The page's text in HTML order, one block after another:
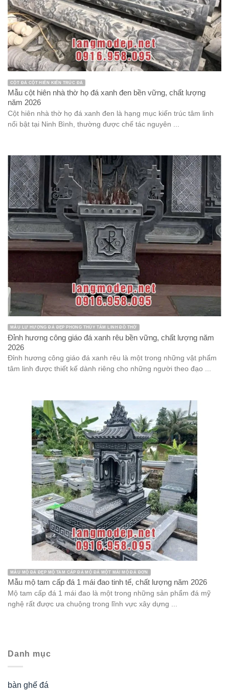
CỘT ĐÁ CỘT HIÊN KIẾN TRÚC ĐÁ
Mẫu cột hiên nhà thờ họ đá xanh đen bền vững, chất lượng
năm 2026
Cột hiên nhà thờ họ đá xanh đen là hạng mục kiến trúc tâm linh
nổi bật tại Ninh Bình, thường được chế tác nguyên ...
MẪU LƯ HƯƠNG ĐÁ ĐẸP PHONG THỦY TÂM LINH ĐỒ THỜ
Đỉnh hương công giáo đá xanh rêu bền vững, chất lượng năm
2026
Đỉnh hương công giáo đá xanh rêu là một trong những vật phẩm
tâm linh được thiết kế dành riêng cho những người theo đạo ...
MẪU MỘ ĐÁ ĐẸP MỘ TAM CẤP ĐÁ MỘ ĐÁ MỘT MÁI MỘ ĐÁ ĐƠN
Mẫu mộ tam cấp đá 1 mái đao tinh tế, chất lượng năm 2026
Mộ tam cấp đá 1 mái đao là một trong những sản phẩm đá mỹ
nghệ rất được ưa chuộng trong lĩnh vực xây dựng ...
Danh mục
bàn ghế đá